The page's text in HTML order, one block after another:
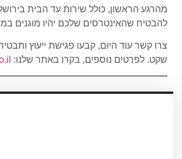
מהרגע הראשון, כולל שירות עד הבית
להבטיח שהאינטרסים שלכם יהיו מוגנים
צרו קשר עוד היום, קבעו פגישת ייעוץ
שקט. לפרטים נוספים, בקרו באתר שלנו: